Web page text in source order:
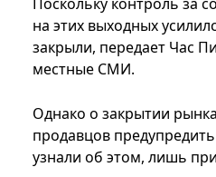
на этих выходных
закрыли, передает Час
местные СМИ.
Однако о закрытии
продавцов
узнали об этом, лишь